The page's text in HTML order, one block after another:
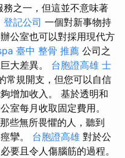
之一，但這並不意味著
登記公司 一個對新事物持
公室也可以對採用現代方
臺中 整骨 推薦 公司之
大差異。 台胞證高雄 士
常規開支，但您可以自信
增加收入。 基於透明和
室每月收取固定費用。
些無所畏懼的人，聽到
攣。 台胞證高雄 對於公
要且令人傷腦筋的過程。